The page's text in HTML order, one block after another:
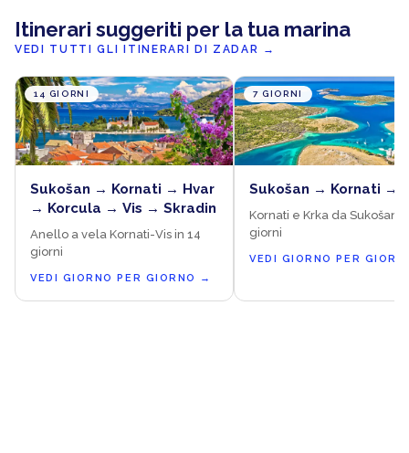
Itinerari suggeriti per la tua marina
VEDI TUTTI GLI ITINERARI DI ZADAR →
14 GIORNI
Sukošan → Kornati → Hvar
→ Korcula → Vis → Skradin
Anello a vela Kornati-Vis in 14
giorni
VEDI GIORNO PER GIORNO →
7 GIORNI
Sukošan → Kornati →
Kornati e Krka da Sukošan
giorni
VEDI GIORNO PER